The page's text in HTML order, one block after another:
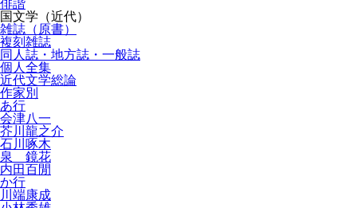
俳諧
国文学（近代）
雑誌（原書）
複刻雑誌
同人誌・地方誌・一般誌
個人全集
近代文学総論
作家別
あ行
会津八一
芥川龍之介
石川啄木
泉 鏡花
内田百閒
か行
川端康成